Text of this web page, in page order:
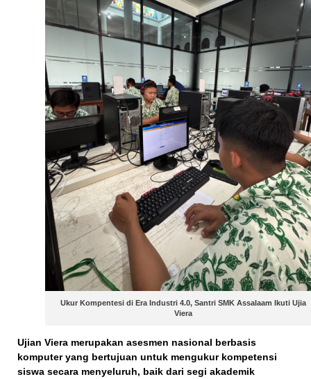
Ukur Kompentesi di Era Industri 4.0, Santri SMK Assalaam Ikuti Ujia
Viera
Ujian Viera merupakan asesmen nasional berbasis
komputeryang bertujuan untuk mengukur kompetensi
siswa secara menyeluruh, baik dari segi akademik